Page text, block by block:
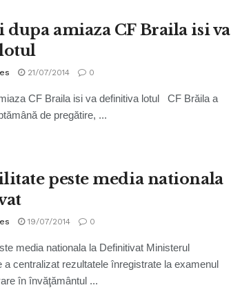
dupa amiaza CF Braila isi va
21/07/2014 0
CF Braila isi va definitiva lotul CF Brăila a
de pregătire, ...
peste media nationala
19/07/2014 0
media nationala la Definitivat Ministerul
a centralizat rezultatele înregistrate la examenul
în învăţământul ...